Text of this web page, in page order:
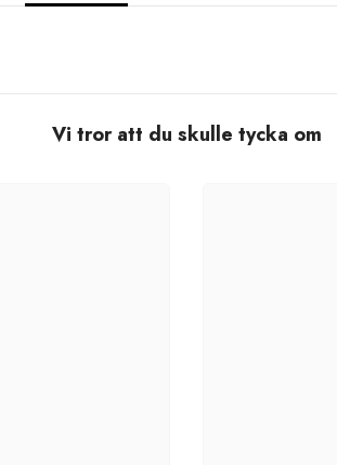
Vi tror att du skulle tycka om